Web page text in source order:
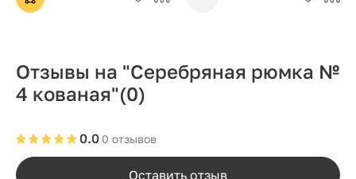
Отзывы на "Серебряная рюмка №
4 кованая"(0)
0 отзывов
0.0
Оставить отзыв